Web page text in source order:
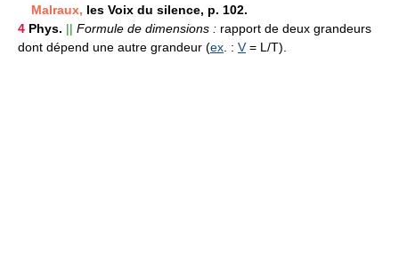
Malraux, les Voix du silence, p. 102.
4 Phys. || Formule de dimensions : rapport de deux grandeurs
dont dépend une autre grandeur (ex . : V= L/T).